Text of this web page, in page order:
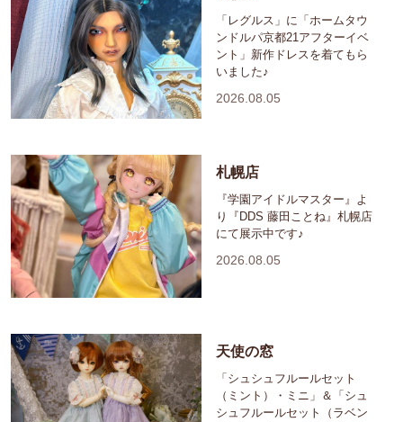
「レグルス」に「ホームタウ
ンドルパ京都21アフターイベ
ント」新作ドレスを着てもら
いました♪
2026.08.05
札幌店
『学園アイドルマスター』よ
り『DDS 藤田ことね』札幌店
にて展示中です♪
2026.08.05
天使の窓
「シュシュフルールセット
（ミント）・ミニ」＆「シュ
シュフルールセット（ラベン